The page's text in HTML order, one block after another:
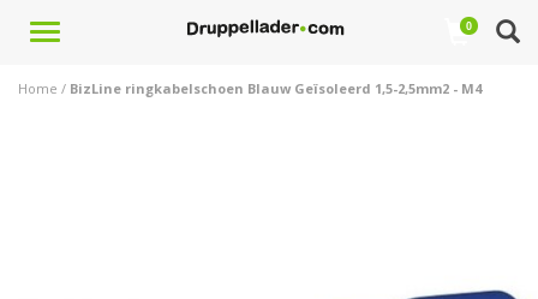
Toggle
0
Home / BizLine ringkabelschoen Blauw Geïsoleerd 1,5-2,5mm2 - M4